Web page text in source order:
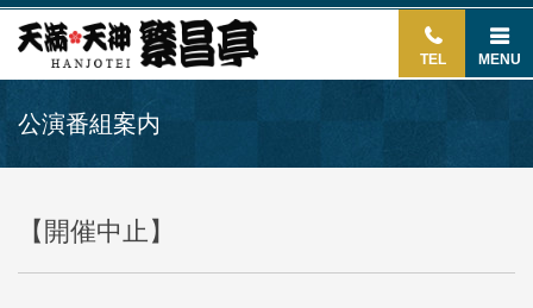
TEL MENU
公演番組案内
【開催中止】